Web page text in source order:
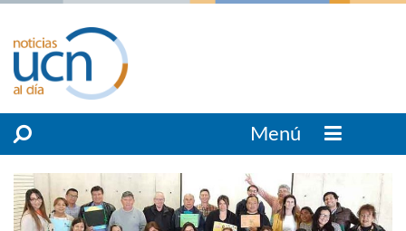
Menú